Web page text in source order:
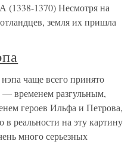
1370) Несмотря на
земля их пришла
чаще всего принято
— временем разгульным,
героев Ильфа и Петрова,
в реальности на эту картину
много серьезных